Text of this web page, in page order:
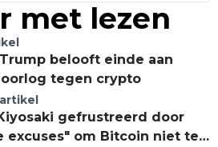
met lezen
belooft einde aan
oorlog tegen crypto
gefrustreerd door
excuses" om Bitcoin niet te